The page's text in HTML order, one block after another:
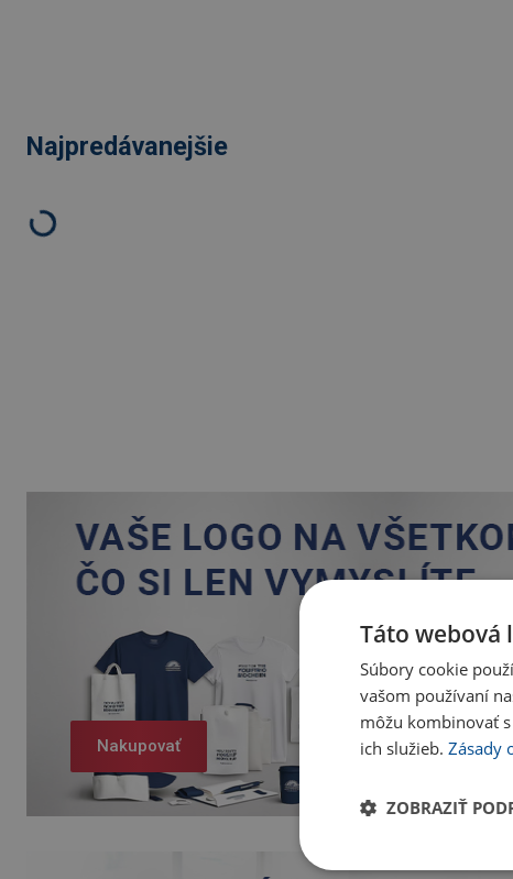
Najpredávanejšie
Nakupovať
Táto webová
Súbory cookie
vašom používaní
môžu kombinovať
ich služieb. Zásady
ZOBRAZIŤ